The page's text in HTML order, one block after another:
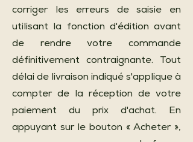
corriger les erreurs de saisie en
utilisant la fonction d'édition avant
de rendre votre commande
définitivement contraignante. Tout
délai de livraison indiqué s'applique à
compter de la réception de votre
paiement du prix d'achat. En
appuyant sur le bouton « Acheter »,